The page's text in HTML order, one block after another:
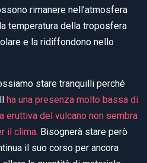
rimanere nell’atmosfera
temperatura della troposfera
e la ridiffondono nello
stare tranquilli perché
ha una presenza molto bassa di
eruttiva del vulcano non sembra
il clima. Bisognerà stare però
il suo corso per ancora